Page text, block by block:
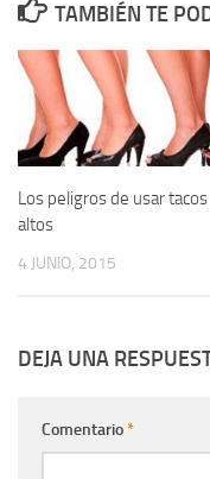
TAMBIÉN TE
Los peligros de usar tacos
altos
4 JUNIO, 2015
DEJA UNA
Comentario*